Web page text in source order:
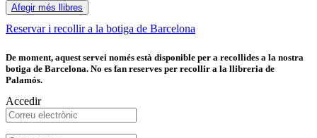
Afegir més llibres
Reservar i recollir a la botiga de Barcelona
De moment, aquest servei només està disponible per a recollides a la nostra
botiga de Barcelona. No es fan reserves per recollir a la llibreria de
Palamós.
Accedir